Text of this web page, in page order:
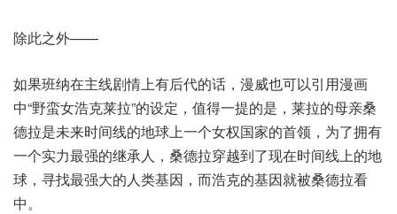
除此之外——
如果班纳在主线剧情上有后代的话，漫威也可以引用漫画
中“野蛮女浩克莱拉”的设定，值得一提的是，莱拉的母亲桑
德拉是未来时间线的地球上一个女权国家的首领，为了拥有
一个实力最强的继承人，桑德拉穿越到了现在时间线上的地
球，寻找最强大的人类基因，而浩克的基因就被桑德拉看
中。